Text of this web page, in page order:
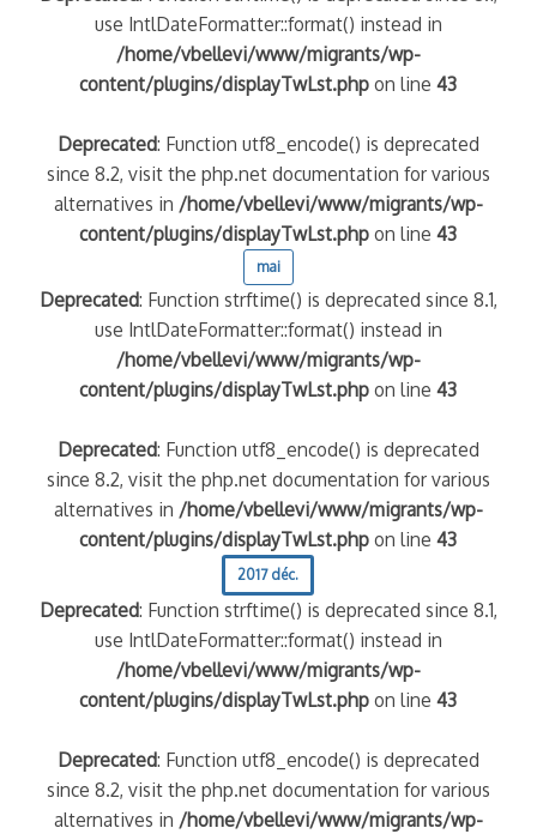
use IntlDateFormatter::format() instead in
/home/vbellevi/www/migrants/wp-
content/plugins/displayTwLst.php on line43
Deprecated: Function utf8_encode() is deprecated
since 8.2, visit the php.net documentation for various
alternatives in /home/vbellevi/www/migrants/wp-
content/plugins/displayTwLst.php on line43
mai
Deprecated: Function strftime() is deprecated since 8.1,
use IntlDateFormatter::format() instead in
/home/vbellevi/www/migrants/wp-
content/plugins/displayTwLst.php on line43
Deprecated: Function utf8_encode() is deprecated
since 8.2, visit the php.net documentation for various
alternatives in /home/vbellevi/www/migrants/wp-
content/plugins/displayTwLst.php on line43
2017 déc.
Deprecated: Function strftime() is deprecated since 8.1,
use IntlDateFormatter::format() instead in
/home/vbellevi/www/migrants/wp-
content/plugins/displayTwLst.php on line43
Deprecated: Function utf8_encode() is deprecated
since 8.2, visit the php.net documentation for various
alternatives in /home/vbellevi/www/migrants/wp-